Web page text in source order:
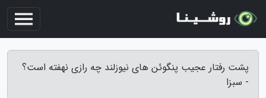
پشت رفتار عجیب پنگوئن های نیوزلند چه رازی نهفته است؟
- سبزا